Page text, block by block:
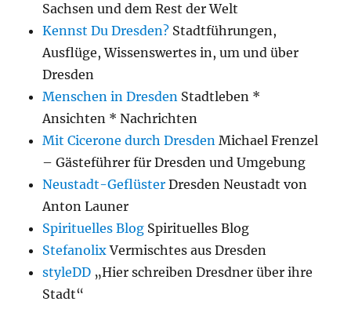
Sachsen und dem Rest der Welt
Kennst Du Dresden? Stadtführungen,
Ausflüge, Wissenswertes in, um und über
Dresden
Menschen in Dresden Stadtleben *
Ansichten * Nachrichten
Mit Cicerone durch Dresden Michael Frenzel
– Gästeführer für Dresden und Umgebung
Neustadt-Geflüster Dresden Neustadt von
Anton Launer
Spirituelles Blog Spirituelles Blog
StefanolixVermischtes aus Dresden
styleDD „Hier schreiben Dresdner über ihre
Stadt“